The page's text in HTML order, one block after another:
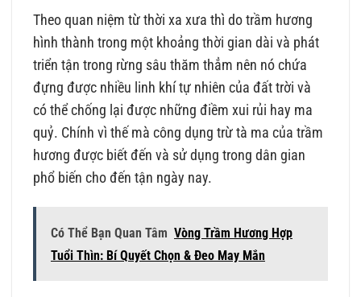
Theo quan niệm từ thời xa xưa thì do trầm hương
hình thành trong một khoảng thời gian dài và phát
triển tận trong rừng sâu thăm thẳm nên nó chứa
đựng được nhiều linh khí tự nhiên của đất trời và
có thể chống lại được những điềm xui rủi hay ma
quỷ. Chính vì thế mà công dụng trừ tà ma của trầm
hương được biết đến và sử dụng trong dân gian
phổ biến cho đến tận ngày nay.
Có Thể Bạn Quan Tâm Vòng Trầm Hương Hợp
Tuổi Thìn: Bí Quyết Chọn & Đeo May Mắn